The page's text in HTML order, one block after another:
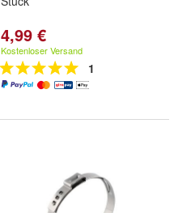
4,99 €
Kostenloser Versand
1